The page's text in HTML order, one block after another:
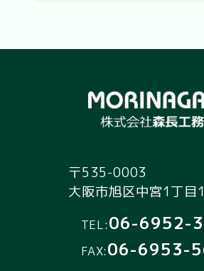
応募資格
2028年3月
募集区分
正社員
本社および
勤務時間
8:00～
間40分/休
（25年度
日）、年末
応募資格
建築施工管
正社員
（主に京阪
勤務時間
8:00～
間40分/休
月3回土曜、
〒535-0003
大阪市旭区中宮1丁目
TEL:06-6952-
FAX:06-6953-